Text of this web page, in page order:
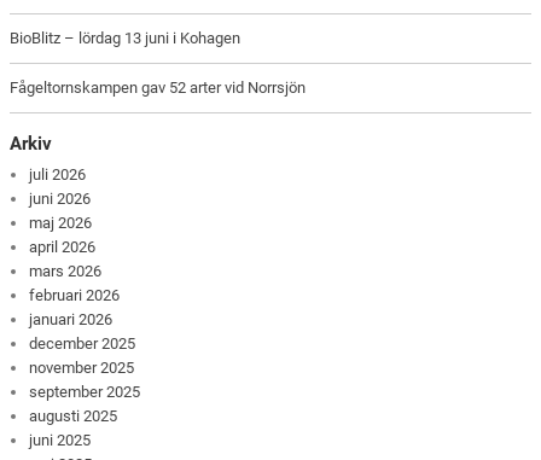
BioBlitz – lördag 13 juni i Kohagen
Fågeltornskampen gav 52 arter vid Norrsjön
Arkiv
juli 2026
juni 2026
maj 2026
april 2026
mars 2026
februari 2026
januari 2026
december 2025
november 2025
september 2025
augusti 2025
juni 2025